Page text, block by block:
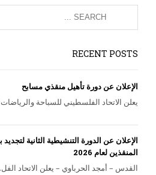
RECENT POSTS
الإعلان عن دورة تأهيل منقذي مسابح
يعلن الاتحاد الفلسطيني للسباحة
الإعلان عن الدورة التنشيطية الثانية
المنقذين لعام 2026
القدس – أمجد الحرباوي – يعلن الاتحاد